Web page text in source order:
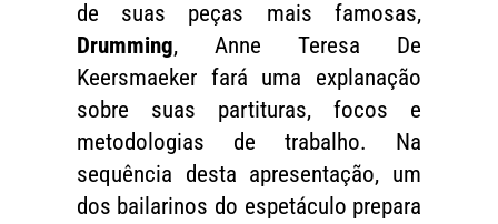
de suas peças mais famosas,
Drumming, Anne Teresa De
Keersmaeker fará uma explanação
sobre suas partituras, focos e
metodologias de trabalho. Na
sequência desta apresentação, um
dos bailarinos do espetáculo prepara